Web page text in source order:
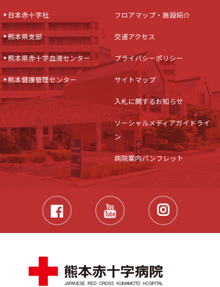
日本赤十字社
熊本県支部
熊本県赤十字血液センター
熊本健康管理センター
フロアマップ・施設紹介
交通アクセス
プライバシーポリシー
サイトマップ
入札に関するお知らせ
ソーシャルメディアガイドライ
ン
病院案内パンフレット